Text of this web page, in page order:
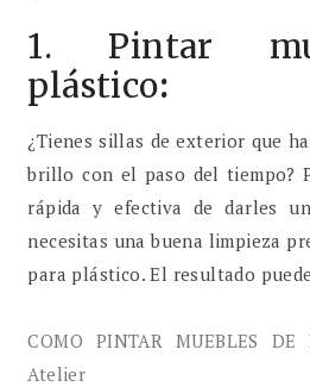
1. Pintar
plástico:
¿Tienes sillas de exterior que
brillo con el paso del tiempo?
rápida y efectiva de darles
necesitas una buena limpieza
para plástico. El resultado
COMO PINTAR MUEBLES
Atelier